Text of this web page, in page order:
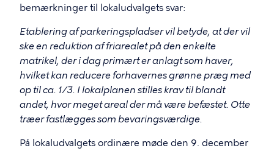
bemærkninger til lokaludvalgets svar:
Etablering af parkeringspladser vil betyde, at der vil
ske en reduktion af friarealet på den enkelte
matrikel, der i dag primært er anlagt som haver,
hvilket kan reducere forhavernes grønne præg med
op til ca. 1/3. I lokalplanen stilles krav til blandt
andet, hvor meget areal der må være befæstet. Otte
træer fastlægges som bevaringsværdige.
På lokaludvalgets ordinære møde den 9. december